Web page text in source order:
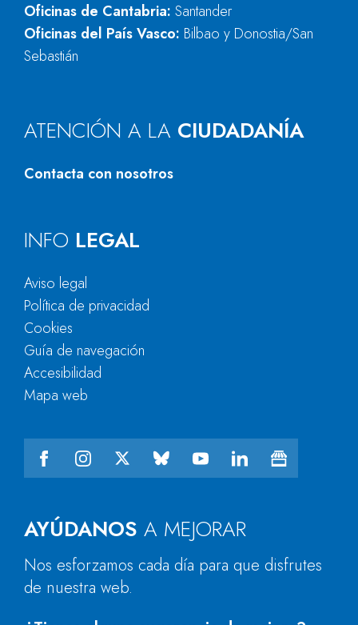
Oficinas de Cantabria: Santander
Oficinas del País Vasco: Bilbao y Donostia/San
Sebastián
ATENCIÓN A LA CIUDADANÍA
Contacta con nosotros
AYÚDANOS A MEJORAR
Nos esforzamos cada día para que disfrutes
de nuestra web.
INFO LEGAL
Aviso legal
Política de privacidad
Cookies
Guía de navegación
Accesibilidad
Mapa web